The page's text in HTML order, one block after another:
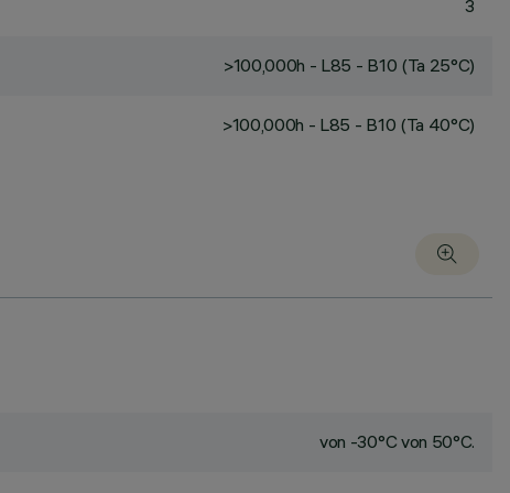
3
>100,000h - L85 - B10 (Ta 25°C)
>100,000h - L85 - B10 (Ta 40°C)
von -30°C von 50°C.